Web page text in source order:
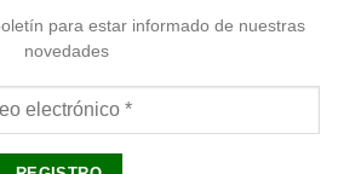
para estar informado de nuestras
novedades